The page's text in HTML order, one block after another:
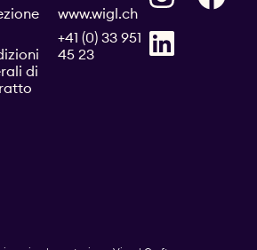
www.wigl.ch
+41 (0) 33 951
45 23
di